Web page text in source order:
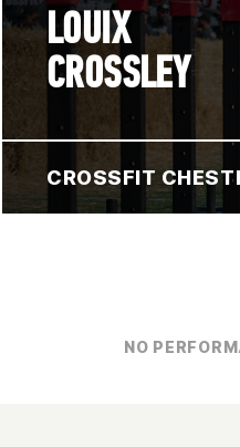
LOUIX
CROSSLEY
CROSSFIT
NO